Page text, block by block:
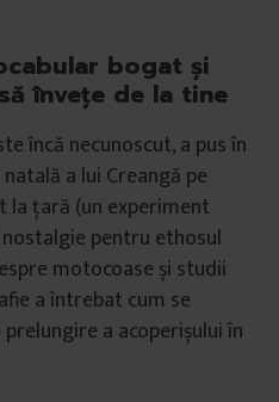
bogat și
învețe de la tine
încă necunoscut, a pus în
a lui Creangă pe
la țară (un experiment
pentru ethosul
motocoase și studii
a întrebat cum se
a acoperișului în